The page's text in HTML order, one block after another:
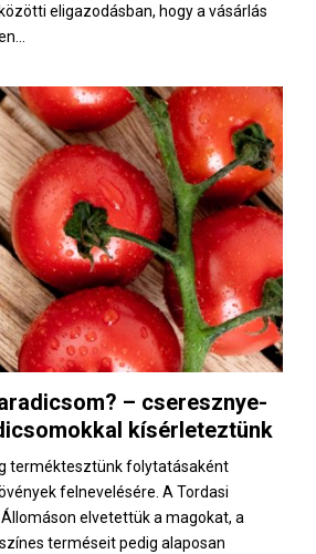
eligazodásban, hogy a vásárlás
– cseresznye-
kísérleteztünk
terméktesztünk folytatásaként
felnevelésére. A Tordasi
elvetettük a magokat, a
terméseit pedig alaposan